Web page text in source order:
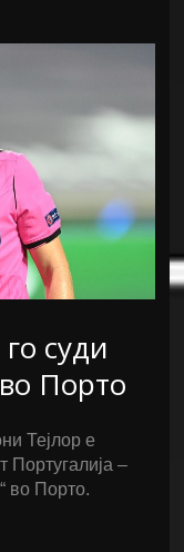
суди
Порто
Тејлор е
Португалија –
во Порто.